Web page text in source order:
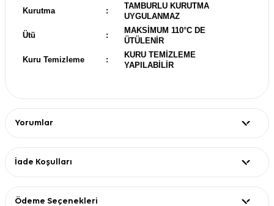
Kurutma :
TAMBURLU KURUTMA
UYGULANMAZ
Ütü :
MAKSİMUM 110°C DE
ÜTÜLENİR
Kuru Temizleme :
KURU TEMİZLEME
YAPILABİLİR
Yorumlar
İade Koşulları
Ödeme Seçenekleri